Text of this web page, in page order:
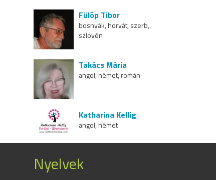
Fülöp Tibor
bosnyák, horvát, szerb,
szlovén
Takács Mária
angol, német, román
Katharina Kellig
angol, német
Nyelvek